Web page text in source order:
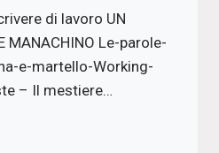
di lavoro UN
MANACHINO Le-parole-
e-martello-Working-
– Il mestiere…